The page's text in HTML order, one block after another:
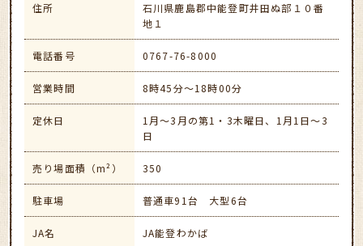
住所
石川県鹿島郡中能登町井田ぬ部１０番
地１
電話番号 0767-76-8000
営業時間 8時45分～18時00分
定休日
1月～3月の第1・3木曜日、1月1日～3
日
売り場面積（m²） 350
駐車場 普通車91台 大型6台
JA名 JA能登わかば